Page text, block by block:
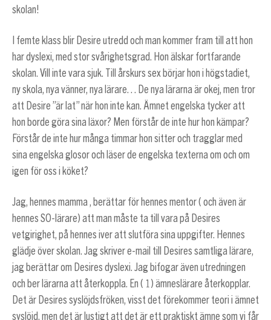
skolan!
I femte klass blir Desire utredd och man kommer fram till att hon
har dyslexi, med stor svårighetsgrad. Hon älskar fortfarande
skolan. Vill inte vara sjuk. Till årskurs sex börjar hon i högstadiet,
ny skola, nya vänner, nya lärare… De nya lärarna är okej, men tror
att Desire ”är lat” när hon inte kan. Ämnet engelska tycker att
hon borde göra sina läxor? Men förstår de inte hur hon kämpar?
Förstår de inte hur många timmar hon sitter och tragglar med
sina engelska glosor och läser de engelska texterna om och om
igen för oss i köket?
Jag, hennes mamma , berättar för hennes mentor ( och även är
hennes SO-lärare) att man måste ta till vara på Desires
vetgirighet, på hennes iver att slutföra sina uppgifter. Hennes
glädje över skolan. Jag skriver e-mail till Desires samtliga lärare,
jag berättar om Desires dyslexi. Jag bifogar även utredningen
och ber lärarna att återkoppla. En ( 1) ämneslärare återkopplar.
Det är Desires syslöjdsfröken, visst det förekommer teori i ämnet
syslöjd, men det är lustigt att det är ett praktiskt ämne som vi får